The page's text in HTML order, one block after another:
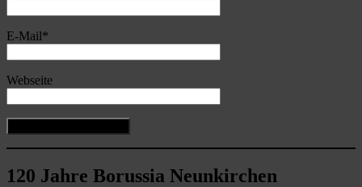
E-Mail*
Webseite
120 Jahre Borussia Neunkirchen